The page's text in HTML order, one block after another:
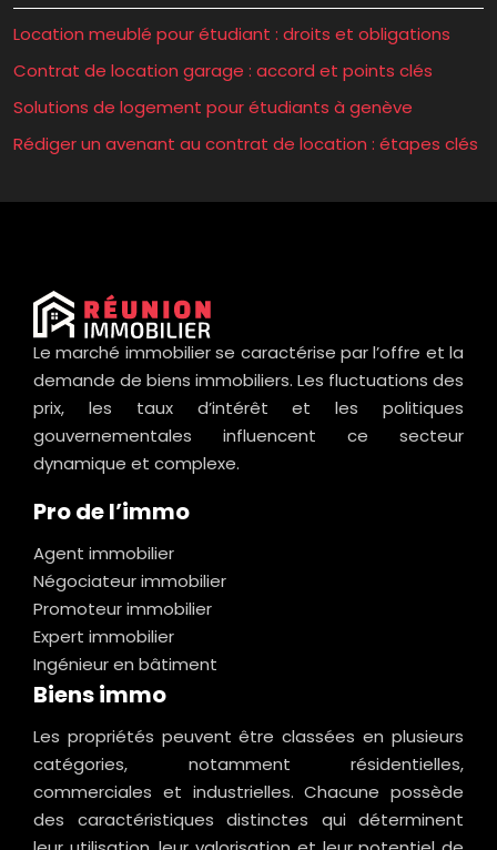
Location meublé pour étudiant : droits et obligations
Contrat de location garage : accord et points clés
Solutions de logement pour étudiants à genève
Rédiger un avenant au contrat de location : étapes clés
Le marché immobilier se caractérise par l’offre et la
demande de biens immobiliers. Les fluctuations des
prix, les taux d’intérêt et les politiques
gouvernementales influencent ce secteur
dynamique et complexe.
Pro de l’immo
Agent immobilier
Négociateur immobilier
Promoteur immobilier
Expert immobilier
Ingénieur en bâtiment
Biens immo
Les propriétés peuvent être classées en plusieurs
catégories, notamment résidentielles,
commerciales et industrielles. Chacune possède
des caractéristiques distinctes qui déterminent